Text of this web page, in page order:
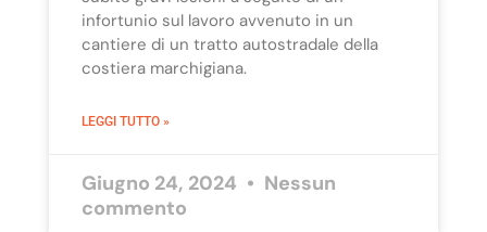
infortunio sul lavoro avvenuto in un
cantiere di un tratto autostradale della
costiera marchigiana.
LEGGI TUTTO »
Giugno 24, 2024
Nessun
commento